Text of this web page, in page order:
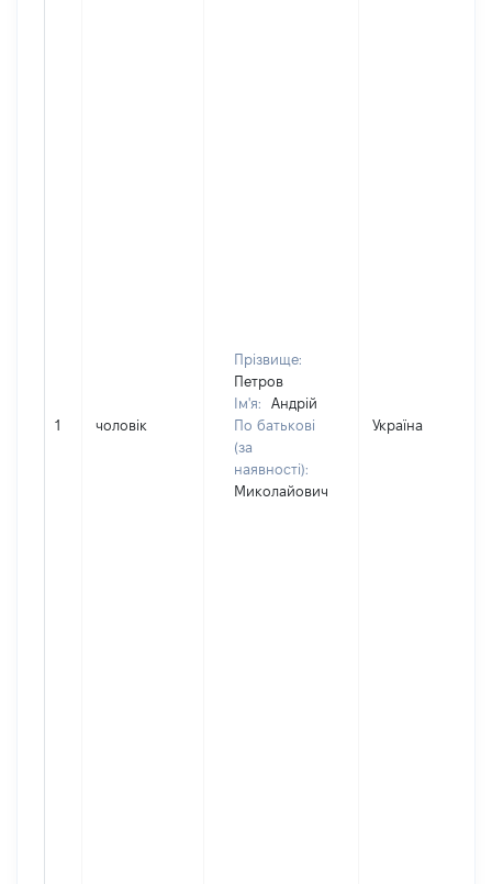
1 чоловік
Прізвище:
Петров
Ім'я:
Андрій
По батькові
(за
наявності):
Миколайович
Україна